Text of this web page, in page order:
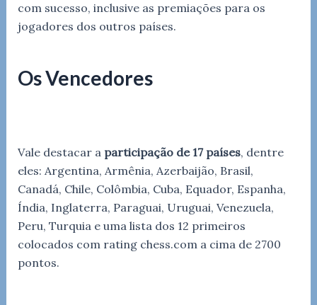
com sucesso, inclusive as premiações para os
jogadores dos outros países.
Os Vencedores
Vale destacar a participação de 17 países, dentre
eles: Argentina, Armênia, Azerbaijão, Brasil,
Canadá, Chile, Colômbia, Cuba, Equador, Espanha,
Índia, Inglaterra, Paraguai, Uruguai, Venezuela,
Peru, Turquia e uma lista dos 12 primeiros
colocados com rating chess.com a cima de 2700
pontos.